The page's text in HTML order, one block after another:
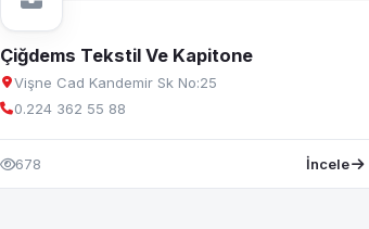
Çiğdems Tekstil Ve Kapitone
Vişne Cad Kandemir Sk No:25
0.224 362 55 88
678 İncele